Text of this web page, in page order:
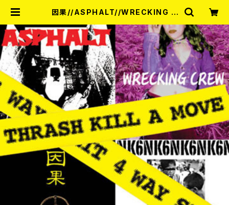
因果//ASPHALT//WRECKING C
OVE 4WAY SPLIT CD | RECOR
D SHOP MISERY